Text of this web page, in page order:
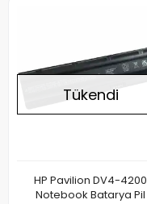
Tükendi
HP Pavilion DV4-4200
Notebook Batarya Pil